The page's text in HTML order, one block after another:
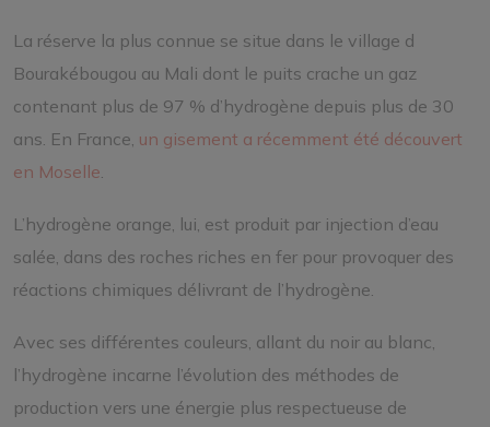
La réserve la plus connue se situe dans le village d
Bourakébougou au Mali dont le puits crache un gaz
contenant plus de 97 % d’hydrogène depuis plus de 30
ans. En France, un gisement a récemment été découvert
en Moselle
L’hydrogène orange, lui, est produit par injection d’eau
salée, dans des roches riches en fer pour provoquer des
réactions chimiques délivrant de l’hydrogène.
Avec ses différentes couleurs, allant du noir au blanc,
l’hydrogène incarne l’évolution des méthodes de
production vers une énergie plus respectueuse de